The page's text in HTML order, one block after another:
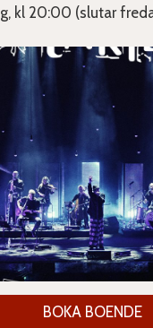
kl 20:00 (slutar
BOKA BOENDE